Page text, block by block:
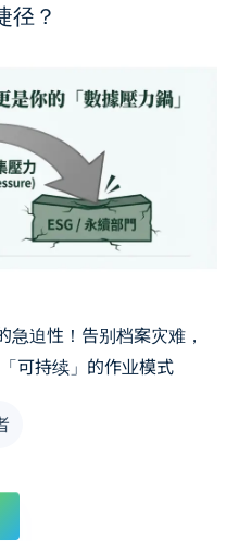
径？
急迫性！告别档案灾难，
可持续」的作业模式